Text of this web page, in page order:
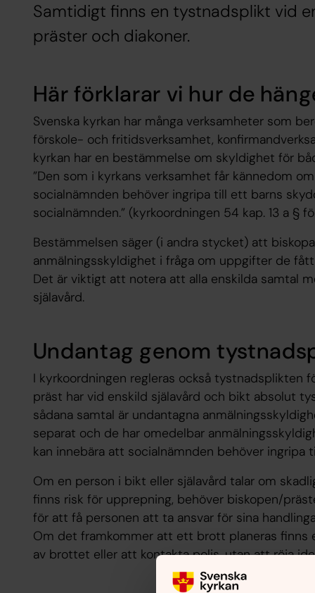
Samtidigt finns en tystnadsplikt vid
präster och diakoner.
Här förklarar vi hur de
Svenska kyrkan har många verksamheter som
förskole- och fritidsverksamhet,
kyrkan har en bestämmelse om skyldighet för
”Den som i kyrkans verksamhet får kännedom
socialnämnden behöver ingripa till ett barns
socialnämnden.” (kyrkoordningen 54 kap. 13 a §
Bestämmelsen säger (i andra stycket) att
anmälningsskyldighet i fråga om uppgifter de
Det är viktigt att notera att alla enskilda samtal
själavård.
Undantag genom
I kyrkoordningen regleras också tystnadsplikten
präst har vid enskild själavård och bikt absolut
sådana samtal är undantagna
separat och de har omedelbar
kan innebära att socialnämnden behöver ingripa
Om en person i bikt eller själavård talar om
finns risk för upprepning, behöver biskopen/
för att få personen att ta ansvar för sina
Om det framkommer att ett brott planeras finns
av brottet eller att kontakta polis, utan att röja